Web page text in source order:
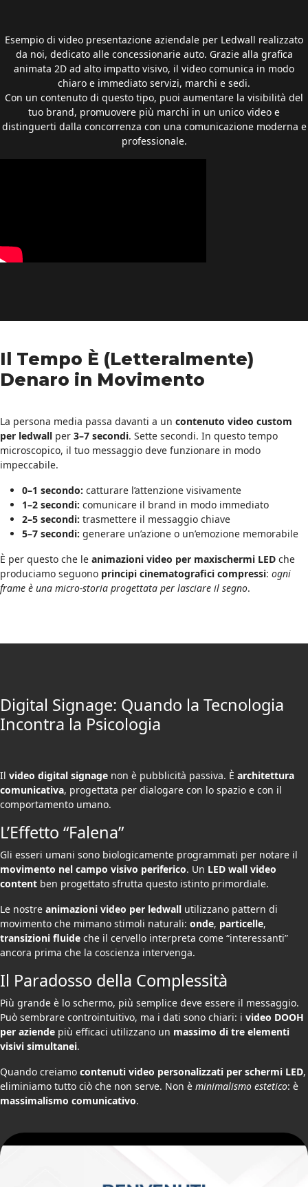
Esempio di video presentazione aziendale per Ledwall realizzato
da noi, dedicato alle concessionarie auto. Grazie alla grafica
animata 2D ad alto impatto visivo, il video comunica in modo
chiaro e immediato servizi, marchi e sedi.
Con un contenuto di questo tipo, puoi aumentare la visibilità del
tuo brand, promuovere più marchi in un unico video e
distinguerti dalla concorrenza con una comunicazione moderna e
professionale.
Il Tempo È (Letteralmente)
Denaro in Movimento
La persona media passa davanti a un contenuto video custom
per ledwall per 3–7 secondi. Sette secondi. In questo tempo
microscopico, il tuo messaggio deve funzionare in modo
impeccabile.
0–1 secondo: catturare l’attenzione visivamente
1–2 secondi: comunicare il brand in modo immediato
2–5 secondi: trasmettere il messaggio chiave
5–7 secondi: generare un’azione o un’emozione memorabile
È per questo che le animazioni video per maxischermi LED che
produciamo seguono principi cinematografici compressi: ogni
frame è una micro-storia progettata per lasciare il segno.
Digital Signage: Quando la Tecnologia
Incontra la Psicologia
Il video digital signage non è pubblicità passiva. È architettura
comunicativa, progettata per dialogare con lo spazio e con il
comportamento umano.
L’Effetto “Falena”
Gli esseri umani sono biologicamente programmati per notare il
movimento nel campo visivo periferico. Un LED wall video
content ben progettato sfrutta questo istinto primordiale.
Le nostre animazioni video per ledwall utilizzano pattern di
movimento che mimano stimoli naturali: onde, particelle,
transizioni fluide che il cervello interpreta come “interessanti”
ancora prima che la coscienza intervenga.
Il Paradosso della Complessità
Più grande è lo schermo, più semplice deve essere il messaggio.
Può sembrare controintuitivo, ma i dati sono chiari: i video DOOH
per aziende più efficaci utilizzano un massimo di tre elementi
visivi simultanei.
Quando creiamo contenuti video personalizzati per schermi LED,
eliminiamo tutto ciò che non serve. Non è minimalismo estetico: è
massimalismo comunicativo.